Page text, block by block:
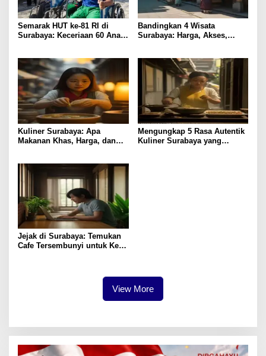
Semarak HUT ke-81 RI di
Surabaya: Keceriaan 60 Anak
Bandingkan 4 Wisata
Surabaya: Harga, Akses,
Kuliner Surabaya: Apa
Makanan Khas, Harga, dan
Mengungkap 5 Rasa Autentik
Kuliner Surabaya yang
Jejak di Surabaya: Temukan
Cafe Tersembunyi untuk Kerja
View More